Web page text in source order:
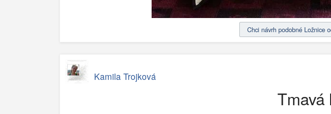
Chci návrh podobné Ložnice
Kamila Trojková
Tmavá